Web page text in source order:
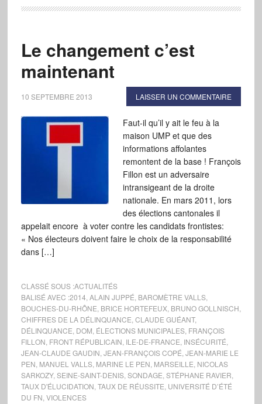
Le changement c’est
maintenant
10 SEPTEMBRE 2013 LAISSER UN COMMENTAIRE
Faut-il qu’il y ait le feu à la
maison UMP et que des
informations affolantes
remontent de la base ! François
Fillon est un adversaire
intransigeant de la droite
nationale. En mars 2011, lors
des élections cantonales il
appelait encore à voter contre les candidats frontistes:
« Nos électeurs doivent faire le choix de la responsabilité
dans […]
CLASSÉ SOUS :ACTUALITÉS
BALISÉ AVEC :2014 ALAIN JUPPÉ BAROMÈTRE VALLS,
BOUCHES-DU-RHÔNE BRICE HORTEFEUX, BRUNO GOLLNISCH
CHIFFRES DE LA DÉLINQUANCE CLAUDE GUÉANT,
DÉLINQUANCE DOM ÉLECTIONS MUNICIPALES, FRANÇOIS
FILLON FRONT RÉPUBLICAIN ILE-DE-FRANCE INSÉCURITÉ
JEAN-CLAUDE GAUDIN JEAN-FRANÇOIS COPÉ JEAN-MARIE LE
PEN MANUEL VALLS, MARINE LE PEN MARSEILLE NICOLAS
SARKOZY, SEINE-SAINT-DENIS, SONDAGE STÉPHANE RAVIER
TAUX D'ÉLUCIDATION TAUX DE RÉUSSITE UNIVERSITÉ D’ÉTÉ
DU FN VIOLENCES